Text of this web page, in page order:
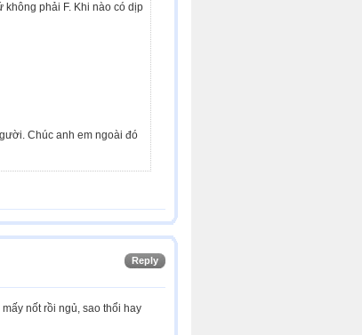
không phải F. Khi nào có dịp
Chúc anh em ngoài đó
Reply
nốt rồi ngủ, sao thổi hay